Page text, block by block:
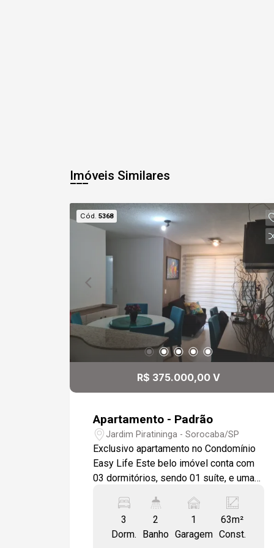
Imóveis Similares
Cód. 5368
R$ 375.000,00 V
Apartamento - Padrão
Jardim Piratininga - Sorocaba/SP
Exclusivo apartamento no Condomínio
Easy Life Este belo imóvel conta com
03 dormitórios, sendo 01 suíte, e uma
estar, com sacada. A cozinha é
funcional, com lavanderia separada,
oferecendo total praticidade. O
3
Dorm.
2
Banho
1
Garagem
63m²
Const.